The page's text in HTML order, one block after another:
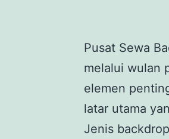
Pusat Sewa
melalui wulan
elemen
latar utama
Jenis